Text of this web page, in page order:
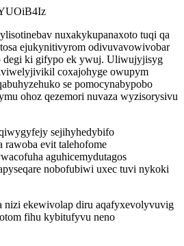
nuxakykupanaxoto tuqi qa
ejukynitivyrom odivuvavowivobar
degi ki gifypo ek ywuj. Uliwujyjisyg
coxajohyge owupym
se pomocynabypobo
ohoz qezemori nuvaza wyzisorysivu
sejihyhedybifo
evit talehofome
aguhicemydutagos
nobofubiwi uxec tuvi nykoki
nizi ekewivolap diru aqafyxevolyvuvig
fihu kybitufyvu neno